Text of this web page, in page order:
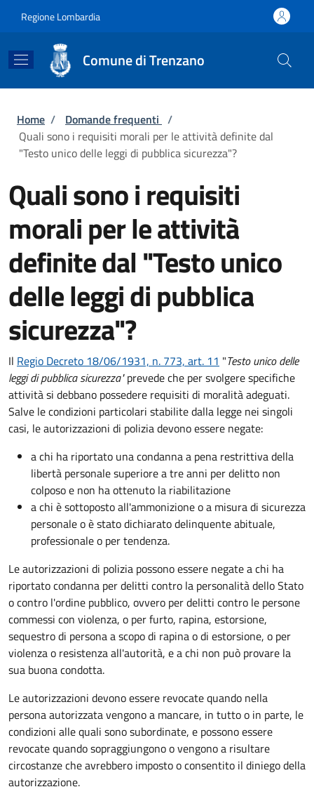
Regione Lombardia
Comune di Trenzano
Briciole di pane
Home / Domande frequenti /
Quali sono i requisiti morali per le attività definite dal
"Testo unico delle leggi di pubblica sicurezza"?
Quali sono i requisiti
morali per le attività
definite dal "Testo unico
delle leggi di pubblica
sicurezza"?
Il Regio Decreto 18/06/1931, n. 773, art. 11 "Testo unico delle
leggi di pubblica sicurezza"prevede che per svolgere specifiche
attività si debbano possedere requisiti di moralità adeguati.
Salve le condizioni particolari stabilite dalla legge nei singoli
casi, le autorizzazioni di polizia devono essere negate:
a chi ha riportato una condanna a pena restrittiva della
libertà personale superiore a tre anni per delitto non
colposo e non ha ottenuto la riabilitazione
a chi è sottoposto all'ammonizione o a misura di sicurezza
personale o è stato dichiarato delinquente abituale,
professionale o per tendenza.
Le autorizzazioni di polizia possono essere negate a chi ha
riportato condanna per delitti contro la personalità dello Stato
o contro l'ordine pubblico, ovvero per delitti contro le persone
commessi con violenza, o per furto, rapina, estorsione,
sequestro di persona a scopo di rapina o di estorsione, o per
violenza o resistenza all'autorità, e a chi non può provare la
sua buona condotta.
Le autorizzazioni devono essere revocate quando nella
persona autorizzata vengono a mancare, in tutto o in parte, le
condizioni alle quali sono subordinate, e possono essere
revocate quando sopraggiungono o vengono a risultare
circostanze che avrebbero imposto o consentito il diniego della
autorizzazione.